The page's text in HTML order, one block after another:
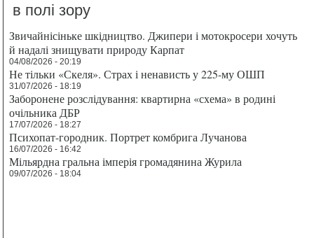
в полі зору
Звичайнісіньке шкідництво. Джипери і мотокросери хочуть
й надалі знищувати природу Карпат
04/08/2026 - 20:19
Не тільки «Скеля». Страх і ненависть у 225-му ОШП
31/07/2026 - 18:19
Заборонене розслідування: квартирна «схема» в родині
очільника ДБР
17/07/2026 - 18:27
Психопат-городник. Портрет комбрига Лучанова
16/07/2026 - 16:42
Мільярдна гральна імперія громадянина Журила
09/07/2026 - 18:04